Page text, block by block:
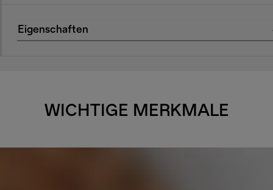
Eigenschaften
WICHTIGE MERKMALE